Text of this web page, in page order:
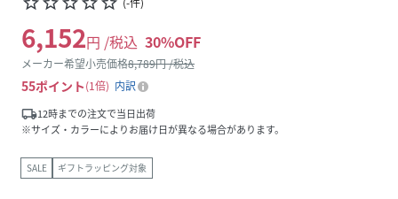
6,152円 /税込 30%OFF
メーカー希望小売価格8,789円 /税込
55ポイント 1倍
内訳
local_shipping12時までの注文で当日出荷
※サイズ・カラーによりお届け日が異なる場合があります。
SALE ギフトラッピング対象